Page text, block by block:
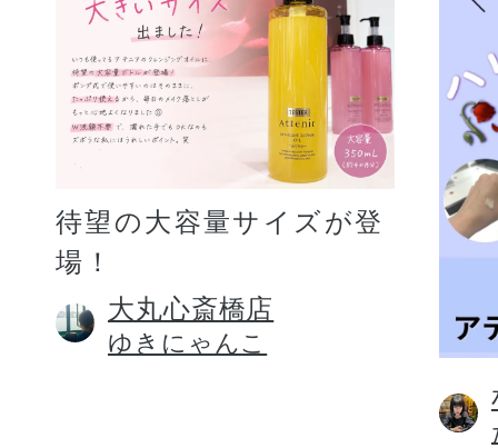
待望の大容量サイズが登
場！
大丸心斎橋店
ゆきにゃんこ